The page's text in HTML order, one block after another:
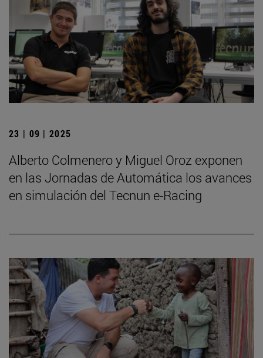
23 | 09 | 2025
Alberto Colmenero y Miguel Oroz exponen
en las Jornadas de Automática los avances
en simulación del Tecnun e-Racing